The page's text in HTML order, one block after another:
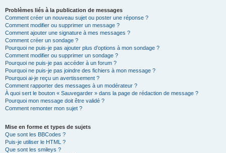
Problèmes liés à la publication de messages
Comment créer un nouveau sujet ou poster une réponse ?
Comment modifier ou supprimer un message ?
Comment ajouter une signature à mes messages ?
Comment créer un sondage ?
Pourquoi ne puis-je pas ajouter plus d’options à mon sondage ?
Comment modifier ou supprimer un sondage ?
Pourquoi ne puis-je pas accéder à un forum ?
Pourquoi ne puis-je pas joindre des fichiers à mon message ?
Pourquoi ai-je reçu un avertissement ?
Comment rapporter des messages à un modérateur ?
À quoi sert le bouton « Sauvegarder » dans la page de rédaction de message ?
Pourquoi mon message doit être validé ?
Comment remonter mon sujet ?
Mise en forme et types de sujets
Que sont les BBCodes ?
Puis-je utiliser le HTML ?
Que sont les smileys ?